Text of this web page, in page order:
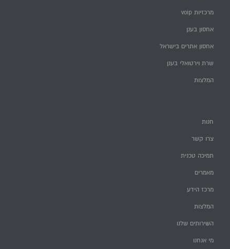
מרכזיות voip
אחסון בענן
אחסון אתרים בישראל
שרת וירטואלי בענן
המלצות
חנות
צרו קשר
תמיכה טכנית
מאמרים
מרכז הידע
המלצות
השירותים שלנו
מי אנחנו